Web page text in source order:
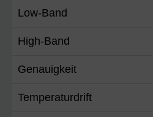
Low-Band
High-Band
Genauigkeit
Temperaturdrift